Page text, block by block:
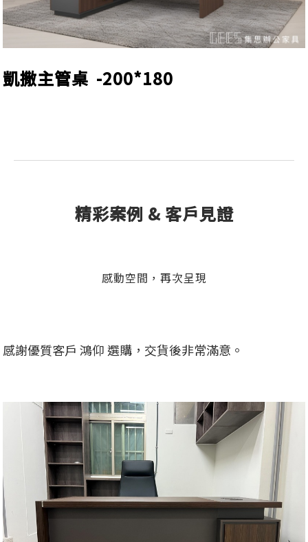
凱撒主管桌 -200*180
精彩案例 & 客戶見證
感動空間，再次呈現
感謝優質客戶 鴻仰 選購，交貨後非常滿意。